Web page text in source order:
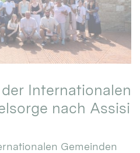
Internationalen
nach Assisi
Gemeinden